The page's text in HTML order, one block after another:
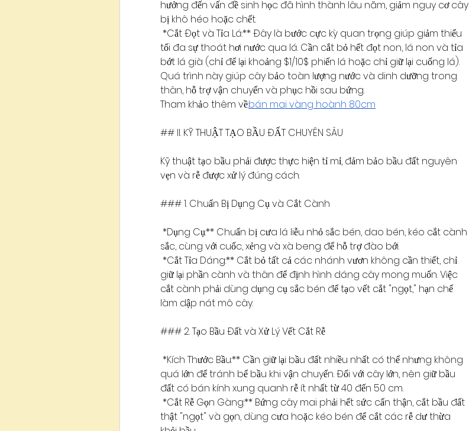
hưởng đến vấn đề sinh học đã hình thành lâu năm, giảm nguy cơ cây
bị khô héo hoặc chết.
*Cắt Đọt và Tỉa Lá:** Đây là bước cực kỳ quan trọng giúp giảm thiểu
tối đa sự thoát hơi nước qua lá. Cần cắt bỏ hết đọt non, lá non và tỉa
bớt lá già (chỉ để lại khoảng $1/10$ phiến lá hoặc chỉ giữ lại cuống lá).
Quá trình này giúp cây bảo toàn lượng nước và dinh dưỡng trong
thân, hỗ trợ vận chuyển và phục hồi sau bứng.
Tham khảo thêm về:bán mai vàng hoành 80cm
## II. KỸ THUẬT TẠO BẦU ĐẤT CHUYÊN SÂU
Kỹ thuật tạo bầu phải được thực hiện tỉ mỉ, đảm bảo bầu đất nguyên
vẹn và rễ được xử lý đúng cách.
### 1. Chuẩn Bị Dụng Cụ và Cắt Cành
*Dụng Cụ:** Chuẩn bị cưa lá liễu nhỏ sắc bén, dao bén, kéo cắt cành
sắc, cùng với cuốc, xẻng và xà beng để hỗ trợ đào bới.
*Cắt Tỉa Dáng:** Cắt bỏ tất cả các nhánh vươn không cần thiết, chỉ
giữ lại phần cành và thân để định hình dáng cây mong muốn. Việc
cắt cành phải dùng dụng cụ sắc bén để tạo vết cắt "ngọt," hạn chế
làm dập nát mô cây.
### 2. Tạo Bầu Đất và Xử Lý Vết Cắt Rễ
*Kích Thước Bầu:** Cần giữ lại bầu đất nhiều nhất có thể nhưng không
quá lớn để tránh bể bầu khi vận chuyển. Đối với cây lớn, nên giữ bầu
đất có bán kính xung quanh rễ ít nhất từ 40 đến 50 cm.
*Cắt Rễ Gọn Gàng:** Bứng cây mai phải hết sức cẩn thận, cắt bầu đất
thật "ngọt" và gọn, dùng cưa hoặc kéo bén để cắt các rễ dư thừa